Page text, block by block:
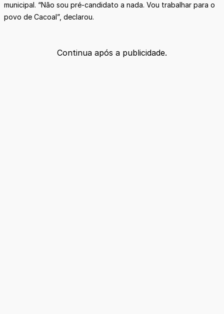
municipal. “Não sou pré-candidato a nada. Vou trabalhar para o
povo de Cacoal”, declarou.
Continua após a publicidade.